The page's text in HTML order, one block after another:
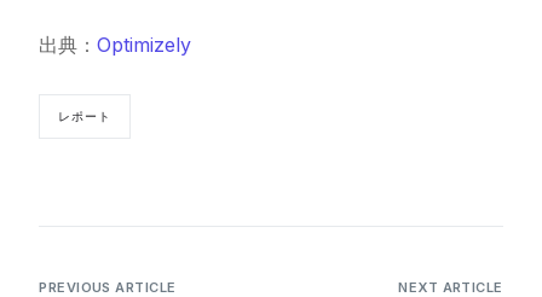
出典：Optimizely
レポート
PREVIOUS ARTICLE NEXT ARTICLE